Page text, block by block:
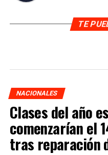
TE
NACIONALES
Clases del año
comenzarían el
tras reparación